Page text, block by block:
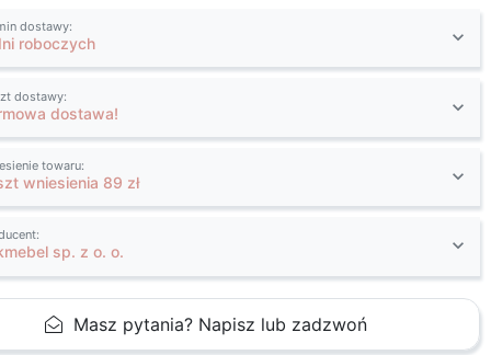
dostawy:
roboczych
dostawy:
dostawa!
towaru:
wniesienia 89 zł
sp. z o. o.
Masz pytania? Napisz lub zadzwoń